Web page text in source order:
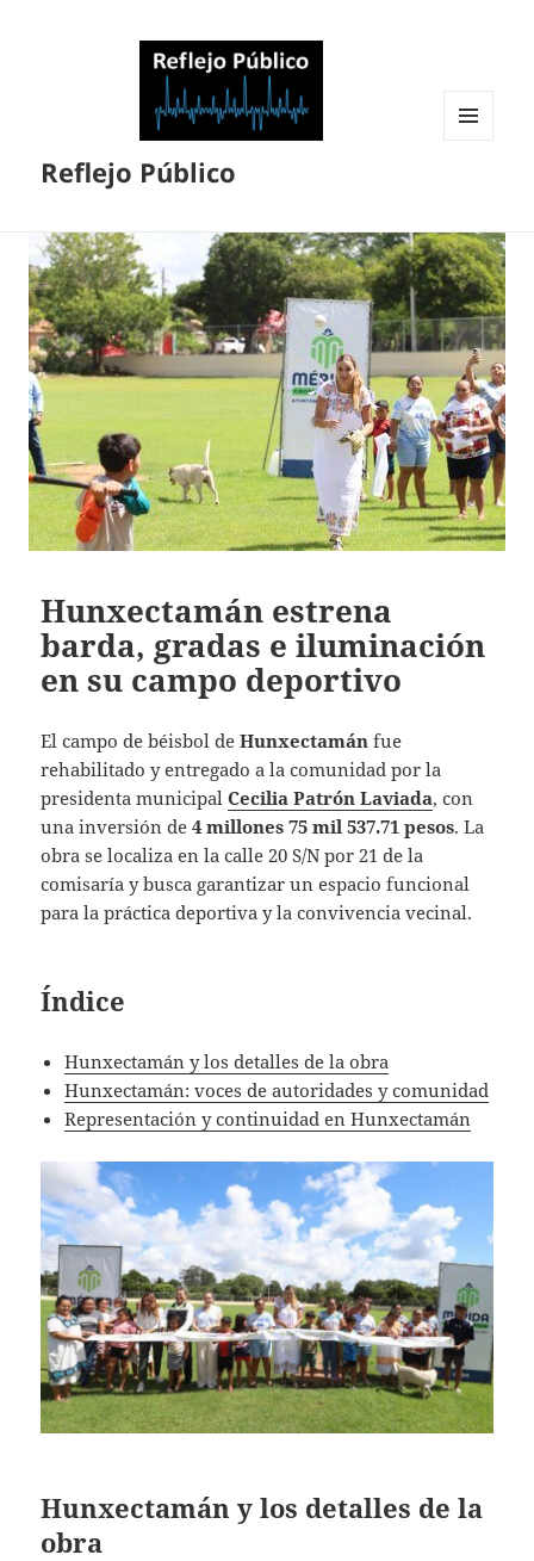
Reflejo Público
Hunxectamán estrena
barda, gradas e iluminación
en su campo deportivo
El campo de béisbol deHunxectamán fue
rehabilitado y entregado a la comunidad por la
presidenta municipalCecilia Patrón Laviada, con
una inversión de4 millones 75 mil 537.71 pesos. La
obra se localiza en la calle 20 S/N por 21 de la
comisaría y busca garantizar un espacio funcional
para la práctica deportiva y la convivencia vecinal.
Índice
Hunxectamán y los detalles de la obra
Hunxectamán: voces de autoridades y comunidad
Representación y continuidad en Hunxectamán
Hunxectamán y los detalles de la
obra